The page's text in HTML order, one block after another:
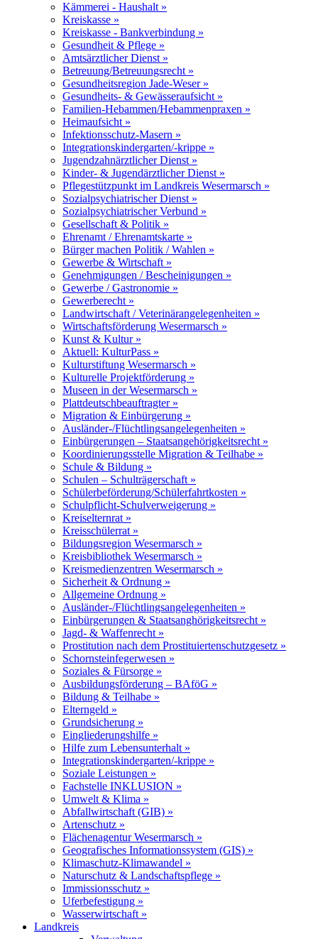
Kämmerei - Haushalt »
Kreiskasse »
Kreiskasse - Bankverbindung »
Gesundheit & Pflege »
Amtsärztlicher Dienst »
Betreuung/Betreuungsrecht »
Gesundheitsregion Jade-Weser »
Gesundheits- & Gewässeraufsicht »
Familien-Hebammen/Hebammenpraxen »
Heimaufsicht »
Infektionsschutz-Masern »
Integrationskindergarten/-krippe »
Jugendzahnärztlicher Dienst »
Kinder- & Jugendärztlicher Dienst »
Pflegestützpunkt im Landkreis Wesermarsch »
Sozialpsychiatrischer Dienst »
Sozialpsychiatrischer Verbund »
Gesellschaft & Politik »
Ehrenamt / Ehrenamtskarte »
Bürger machen Politik / Wahlen »
Gewerbe & Wirtschaft »
Genehmigungen / Bescheinigungen »
Gewerbe / Gastronomie »
Gewerberecht »
Landwirtschaft / Veterinärangelegenheiten »
Wirtschaftsförderung Wesermarsch »
Kunst & Kultur »
Aktuell: KulturPass »
Kulturstiftung Wesermarsch »
Kulturelle Projektförderung »
Museen in der Wesermarsch »
Plattdeutschbeauftragter »
Migration & Einbürgerung »
Ausländer-/Flüchtlingsangelegenheiten »
Einbürgerungen – Staatsangehörigkeitsrecht »
Koordinierungsstelle Migration & Teilhabe »
Schule & Bildung »
Schulen – Schulträgerschaft »
Schülerbeförderung/Schülerfahrtkosten »
Schulpflicht-Schulverweigerung »
Kreiselternrat »
Kreisschülerrat »
Bildungsregion Wesermarsch »
Kreisbibliothek Wesermarsch »
Kreismedienzentren Wesermarsch »
Sicherheit & Ordnung »
Allgemeine Ordnung »
Ausländer-/Flüchtlingsangelegenheiten »
Einbürgerungen & Staatsanghörigkeitsrecht »
Jagd- & Waffenrecht »
Prostitution nach dem Prostituiertenschutzgesetz »
Schornsteinfegerwesen »
Soziales & Fürsorge »
Ausbildungsförderung – BAföG »
Bildung & Teilhabe »
Elterngeld »
Grundsicherung »
Eingliederungshilfe »
Hilfe zum Lebensunterhalt »
Integrationskindergarten/-krippe »
Soziale Leistungen »
Fachstelle INKLUSION »
Umwelt & Klima »
Abfallwirtschaft (GIB) »
Artenschutz »
Flächenagentur Wesermarsch »
Geografisches Informationssystem (GIS) »
Klimaschutz-Klimawandel »
Naturschutz & Landschaftspflege »
Immissionsschutz »
Uferbefestigung »
Wasserwirtschaft »
Landkreis